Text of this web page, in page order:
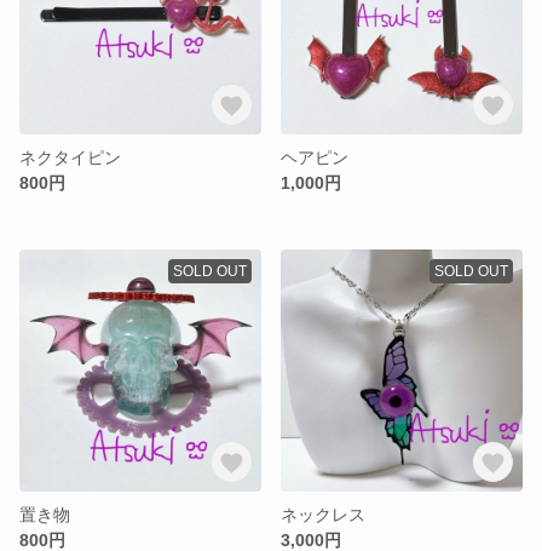
ネクタイピン
800円
ヘアピン
1,000円
SOLD OUT
置き物
800円
SOLD OUT
ネックレス
3,000円